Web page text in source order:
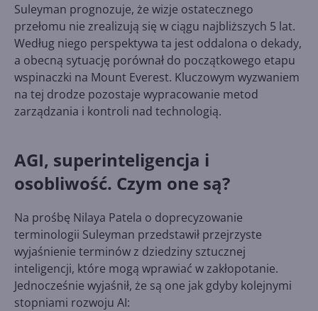
Suleyman prognozuje, że wizje ostatecznego
przełomu nie zrealizują się w ciągu najbliższych 5 lat.
Według niego perspektywa ta jest oddalona o dekady,
a obecną sytuację porównał do początkowego etapu
wspinaczki na Mount Everest. Kluczowym wyzwaniem
na tej drodze pozostaje wypracowanie metod
zarządzania i kontroli nad technologią.
AGI, superinteligencja i
osobliwość. Czym one są?
Na prośbę Nilaya Patela o doprecyzowanie
terminologii Suleyman przedstawił przejrzyste
wyjaśnienie terminów z dziedziny sztucznej
inteligencji, które mogą wprawiać w zakłopotanie.
Jednocześnie wyjaśnił, że są one jak gdyby kolejnymi
stopniami rozwoju AI: